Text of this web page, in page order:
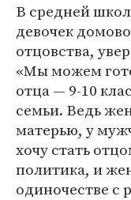
В средней
девочек
отцовства,
«Мы можем
отца — 9-10
семьи. Ведь
матерью, у
хочу стать
политика, и
одиночестве с